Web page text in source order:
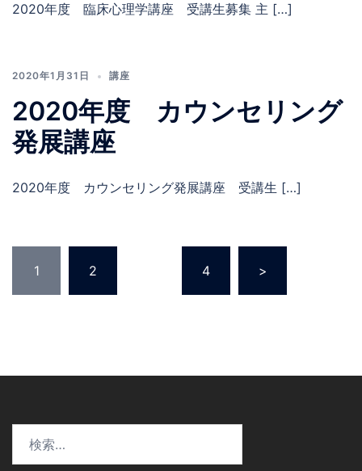
2020年度 臨床心理学講座 受講生募集 主 […]
2020年1月31日 講座
2020年度 カウンセリング
発展講座
2020年度 カウンセリング発展講座 受講生 […]
の
ジ
1 2 4 >